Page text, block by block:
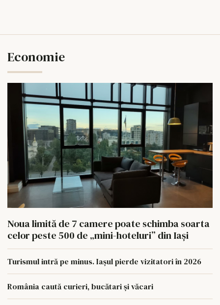
Economie
Noua limită de 7 camere poate schimba soarta
celor peste 500 de „mini-hoteluri” din Iași
Turismul intră pe minus. Iașul pierde vizitatori în 2026
România caută curieri, bucătari și văcari